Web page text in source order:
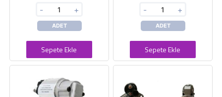
- +
ADET
Sepete Ekle
- +
ADET
Sepete Ekle